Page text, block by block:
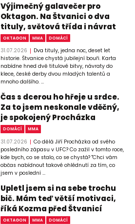
Výjimečný galavečer pro
Oktagon. Na Štvanici o dva
tituly, světová třída i návrat
OKTAGON MMA DOMÁCÍ
31.07.2026
Dva tituly, jedna noc, deset let
historie. Štvanice chystá jubilejní bouři. Karta
nabídne hned dvě titulové bitvy, návraty do
klece, české derby dvou mladých talentů a
mnoho dalšího. ...
Čas s dcerou ho hřeje u srdce.
Za to jsem neskonale vděčný,
je spokojený Procházka
DOMÁCÍ MMA
31.07.2026
Co dělá Jiří Procházka od svého
posledního zápasu v UFC? Co zažil v tomto roce,
kde bych, co se stalo, co se chystá? "Chci vám
občas nabídnout takové ohlédnutí za tím, co
jsem v poslední ...
Upletl jsem si na sebe trochu
bič. Mám teď větší motivaci,
říká Kozma před Štvanicí
OKTAGON MMA DOMÁCÍ